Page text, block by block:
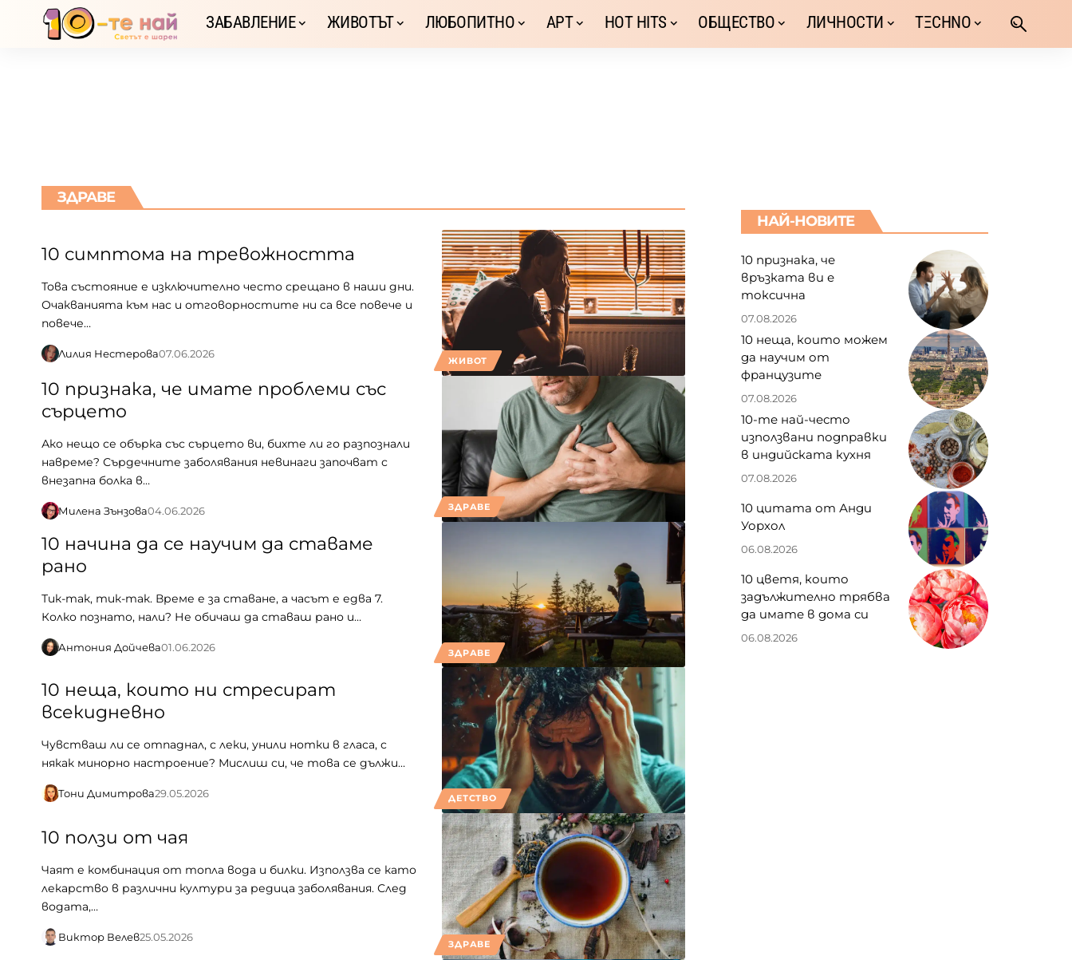
ЗАБАВЛЕНИЕ ЖИВОТЪТ ЛЮБОПИТНО АРТ HOT HITS ОБЩЕСТВО ЛИЧНОСТИ TΞCHNO
ЗДРАВЕ
ЖИВОТ
10 симптома на тревожността
Това състояние е изключително често срещано в наши дни.
Очакванията към нас и отговорностите ни са все повече и
повече…
Лилия Нестерова07.06.2026
ЗДРАВЕ
10 признака, че имате проблеми със
сърцето
Ако нещо се обърка със сърцето ви, бихте ли го разпознали
навреме? Сърдечните заболявания невинаги започват с
внезапна болка в…
Милена Зънзова04.06.2026
ЗДРАВЕ
10 начина да се научим да ставаме
рано
Тик-так, тик-так. Време е за ставане, а часът е едва 7.
Колко познато, нали? Не обичаш да ставаш рано и…
Антония Дойчева01.06.2026
ДЕТСТВО
10 неща, които ни стресират
всекидневно
Чувстваш ли се отпаднал, с леки, унили нотки в гласа, с
някак минорно настроение? Мислиш си, че това се дължи…
Тони Димитрова29.05.2026
ЗДРАВЕ
10 ползи от чая
Чаят е комбинация от топла вода и билки. Използва се като
лекарство в различни култури за редица заболявания. След
водата,…
Виктор Велев25.05.2026
НАЙ-НОВИТЕ
10 признака, че
връзката ви е
токсична
07.08.2026
10 неща, които можем
да научим от
французите
07.08.2026
10-те най-често
използвани подправки
в индийската кухня
07.08.2026
10 цитата от Анди
Уорхол
06.08.2026
10 цветя, които
задължително трябва
да имате в дома си
06.08.2026